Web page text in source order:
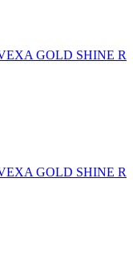
GOLD SHINE R
GOLD SHINE R